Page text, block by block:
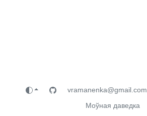
vramanenka@gmail.com
Моўная даведка